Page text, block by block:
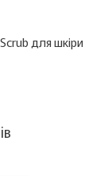
для шкiри